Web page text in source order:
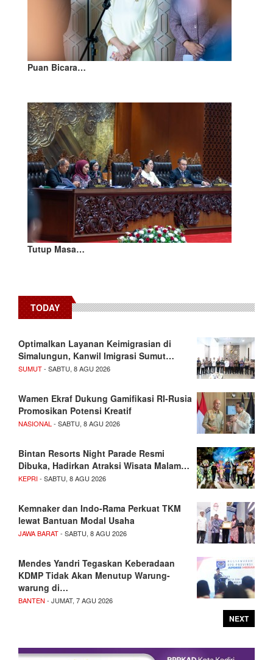
Puan Bicara…
Tutup Masa…
TODAY
Optimalkan Layanan Keimigrasian di
Simalungun, Kanwil Imigrasi Sumut…
SUMUT- SABTU, 8 AGU 2026
Wamen Ekraf Dukung Gamifikasi RI-Rusia
Promosikan Potensi Kreatif
NASIONAL- SABTU, 8 AGU 2026
Bintan Resorts Night Parade Resmi
Dibuka, Hadirkan Atraksi Wisata Malam…
KEPRI- SABTU, 8 AGU 2026
Kemnaker dan Indo-Rama Perkuat TKM
lewat Bantuan Modal Usaha
JAWA BARAT- SABTU, 8 AGU 2026
Mendes Yandri Tegaskan Keberadaan
KDMP Tidak Akan Menutup Warung-
warung di…
BANTEN - JUMAT, 7 AGU 2026
NEXT